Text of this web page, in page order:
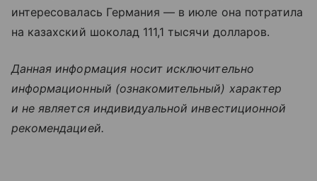
интересовалась Германия — в июле она потратила
на казахский шоколад 111,1 тысячи долларов.
Данная информация носит исключительно
информационный (ознакомительный) характер
и не является индивидуальной инвестиционной
рекомендацией.